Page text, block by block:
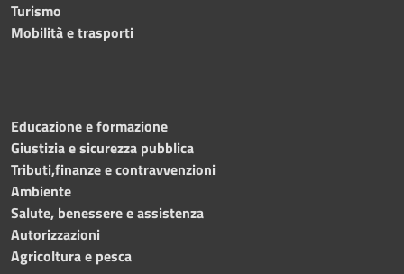
Turismo
Mobilità e trasporti
Educazione e formazione
Giustizia e sicurezza pubblica
Tributi,finanze e contravvenzioni
Ambiente
Salute, benessere e assistenza
Autorizzazioni
Agricoltura e pesca